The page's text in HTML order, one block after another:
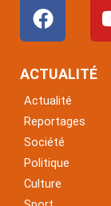
F
a
c
e
o
o
k
ACTUALITÉ
Actualité
Reportages
Société
Politique
Culture